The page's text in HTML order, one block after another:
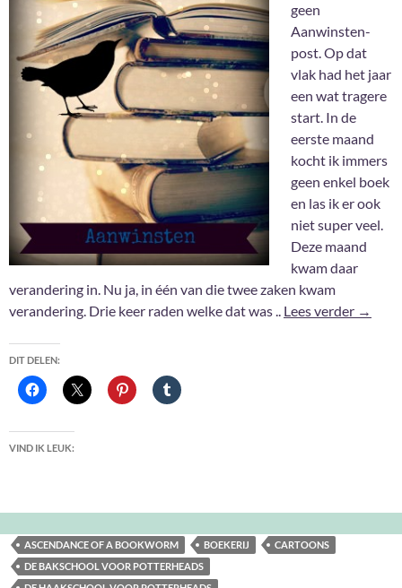
geen
Aanwinsten-
post. Op dat
vlak had het jaar
een wat tragere
start. In de
eerste maand
kocht ik immers
geen enkel boek
en las ik er ook
niet super veel.
Deze maand
kwam daar
verandering in. Nu ja, in één van die twee zaken kwam
verandering. Drie keer raden welke dat was .. Lees verder →
DIT DELEN:
VIND IK LEUK:
ASCENDANCE OF A BOOKWORM BOEKERIJ
CARTOONS
DE BAKSCHOOL VOOR POTTERHEADS